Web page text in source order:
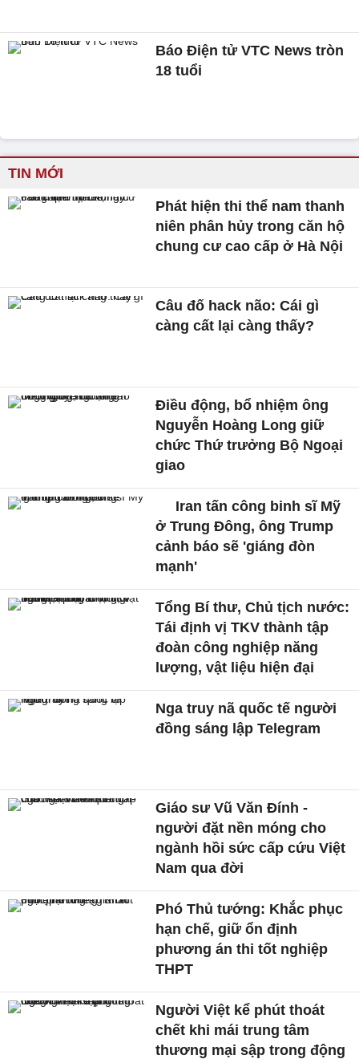
Báo Điện tử VTC News tròn
18 tuổi
TIN MỚI
Phát hiện thi thể nam thanh
niên phân hủy trong căn hộ
chung cư cao cấp ở Hà Nội
Câu đố hack não: Cái gì
càng cất lại càng thấy?
Điều động, bổ nhiệm ông
Nguyễn Hoàng Long giữ
chức Thứ trưởng Bộ Ngoại
giao
Iran tấn công binh sĩ Mỹ
ở Trung Đông, ông Trump
cảnh báo sẽ 'giáng đòn
mạnh'
Tổng Bí thư, Chủ tịch nước:
Tái định vị TKV thành tập
đoàn công nghiệp năng
lượng, vật liệu hiện đại
Nga truy nã quốc tế người
đồng sáng lập Telegram
Giáo sư Vũ Văn Đính -
người đặt nền móng cho
ngành hồi sức cấp cứu Việt
Nam qua đời
Phó Thủ tướng: Khắc phục
hạn chế, giữ ổn định
phương án thi tốt nghiệp
THPT
Người Việt kể phút thoát
chết khi mái trung tâm
thương mại sập trong động